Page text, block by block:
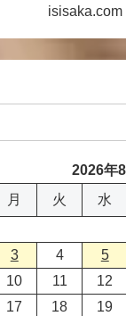
isisaka.com
2026年8
月 火 水
3 4 5
10 11 12
17 18 19